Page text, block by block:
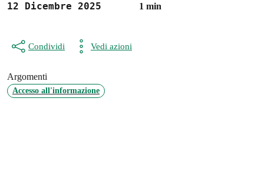
12 Dicembre 2025 1 min
Condividi Vedi azioni
Argomenti
Accesso all'informazione